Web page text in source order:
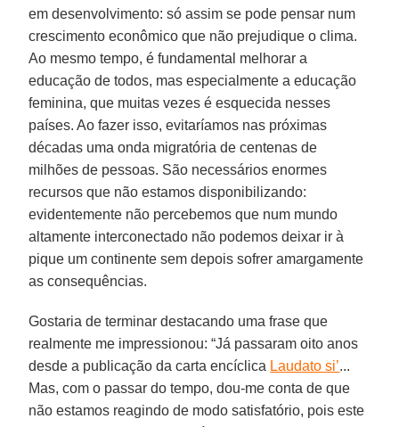
em desenvolvimento: só assim se pode pensar num
crescimento econômico que não prejudique o clima.
Ao mesmo tempo, é fundamental melhorar a
educação de todos, mas especialmente a educação
feminina, que muitas vezes é esquecida nesses
países. Ao fazer isso, evitaríamos nas próximas
décadas uma onda migratória de centenas de
milhões de pessoas. São necessários enormes
recursos que não estamos disponibilizando:
evidentemente não percebemos que num mundo
altamente interconectado não podemos deixar ir à
pique um continente sem depois sofrer amargamente
as consequências.
Gostaria de terminar destacando uma frase que
realmente me impressionou: “Já passaram oito anos
desde a publicação da carta encíclica Laudato si’...
Mas, com o passar do tempo, dou-me conta de que
não estamos reagindo de modo satisfatório, pois este